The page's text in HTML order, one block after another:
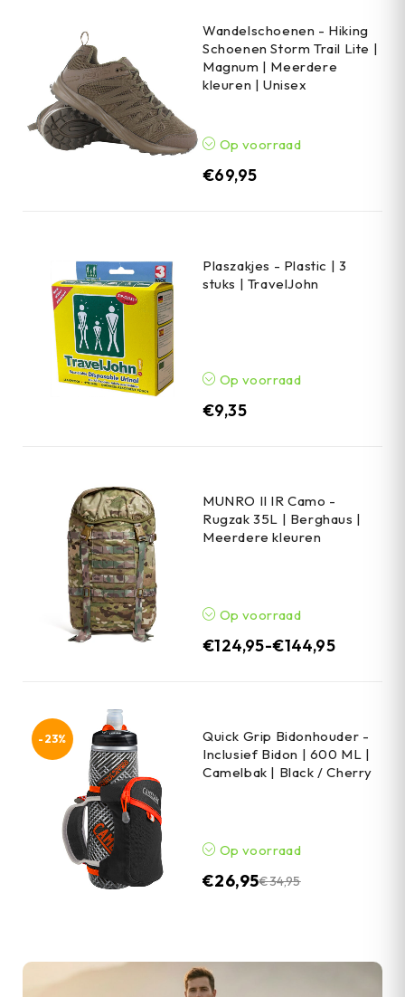
Wandelschoenen - Hiking
Schoenen Storm Trail Lite |
Magnum | Meerdere
kleuren | Unisex
Op voorraad
€69,95
Plaszakjes - Plastic | 3
stuks | TravelJohn
Op voorraad
€9,35
MUNRO II IR Camo -
Rugzak 35L | Berghaus |
Meerdere kleuren
Op voorraad
€124,95-€144,95
-23%
Quick Grip Bidonhouder -
Inclusief Bidon | 600 ML |
Camelbak | Black / Cherry
Op voorraad
€34,95
€26,95